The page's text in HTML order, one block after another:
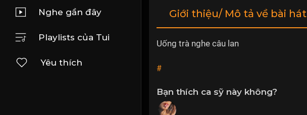
Nghe gần đây
Playlists của Tui
Yêu thích
Giới thiệu/ Mô tả về bài hát
Uống trà nghe câu lan
#
Bạn thích ca sỹ này không?